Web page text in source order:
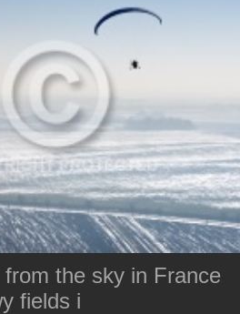
the sky in France
fields i